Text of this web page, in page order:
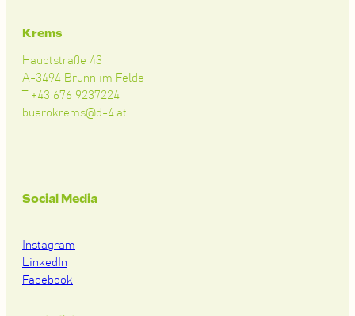
Krems
Hauptstraße 43
A-3494 Brunn im Felde
T +43 676 9237224
buerokrems@d-4.at
Social Media
Instagram
LinkedIn
Facebook